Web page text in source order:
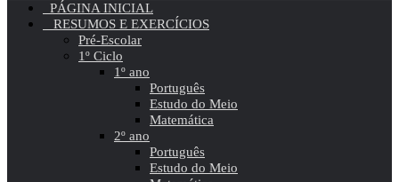
PÁGINA INICIAL
RESUMOS E EXERCÍCIOS
Pré-Escolar
1º Ciclo
1º ano
Português
Estudo do Meio
Matemática
2º ano
Português
Estudo do Meio